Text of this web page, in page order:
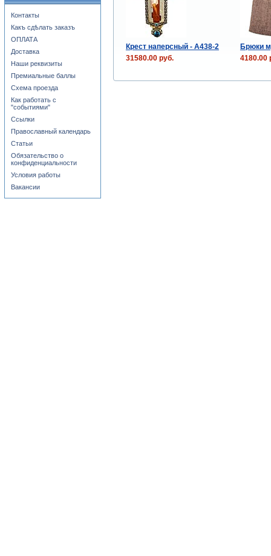
Крест наперсный - A438-2
Брюки
31580.00 руб.
4180.00
Контакты
Какъ сдѣлать заказъ
ОПЛАТА
Доставка
Наши реквизиты
Премиальные баллы
Схема проезда
Как работать с
"событиями"
Ссылки
Православный календарь
Статьи
Обязательство о
конфиденциальности
Условия работы
Вакансии